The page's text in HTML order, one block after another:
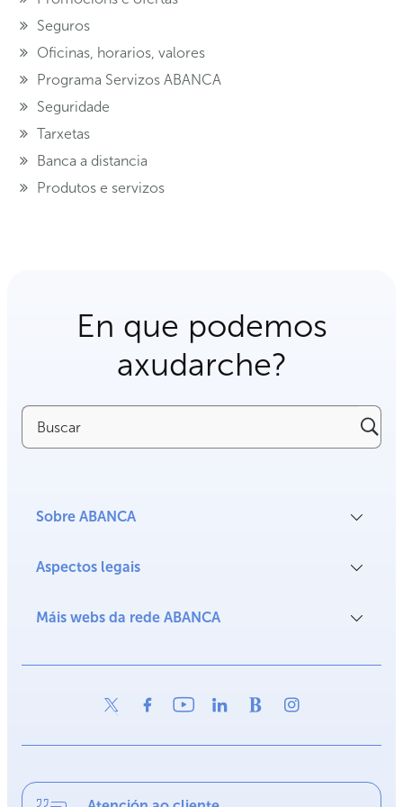
Seguros
Oficinas, horarios, valores
Programa Servizos ABANCA
Seguridade
Tarxetas
Banca a distancia
Produtos e servizos
En que podemos
axudarche?
Buscar
Sobre ABANCA
Aspectos legais
Máis webs da rede ABANCA